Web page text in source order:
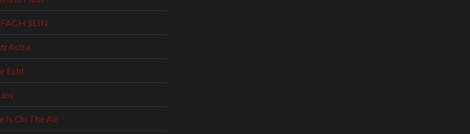
SEIN
Echt
Is On The Air